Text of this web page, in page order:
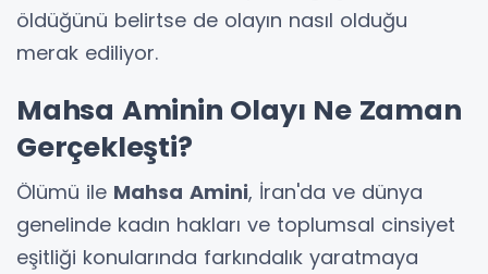
öldüğünü belirtse de olayın nasıl olduğu
merak ediliyor.
Mahsa Aminin Olayı Ne Zaman
Gerçekleşti?
Ölümü ile Mahsa Amini, İran'da ve dünya
genelinde kadın hakları ve toplumsal cinsiyet
eşitliği konularında farkındalık yaratmaya